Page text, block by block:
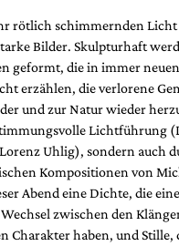
rötlich schimmernden Licht
Bilder. Skulpturhaft
geformt, die in immer
erzählen, die verlorene
und zur Natur wieder
Lichtführung
Uhlig), sondern auch
Kompositionen von
Abend eine Dichte, die
zwischen den
Charakter haben, und Stille,